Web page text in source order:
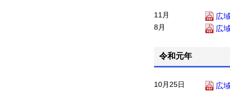
11月 広
8月 広
令和元年
10月25日 広